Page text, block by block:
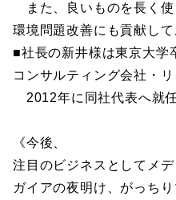
また、良いものを長く使
環境問題改善にも貢献して
■社長の新井様は東京大学
コンサルティング会社・
2012年に同社代表へ就任
《今後、
注目のビジネスとしてメデ
ガイアの夜明け、がっちり